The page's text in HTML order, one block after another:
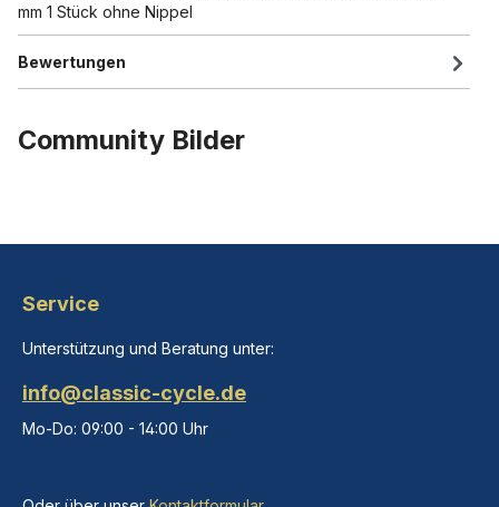
mm 1 Stück ohne Nippel
Bewertungen
Community Bilder
Service
Unterstützung und Beratung unter:
info@classic-cycle.de
Mo-Do: 09:00 - 14:00 Uhr